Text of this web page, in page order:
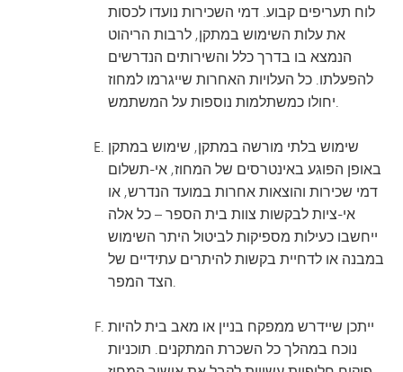
לוח תעריפים קבוע. דמי השכירות נועדו לכסות
את עלות השימוש במתקן, לרבות הריהוט
הנמצא בו בדרך כלל והשירותים הנדרשים
להפעלתו. כל העלויות האחרות שייגרמו למחוז
יחולו כמשתלמות נוספות על המשתמש.
שימוש בלתי מורשה במתקן, שימוש במתקן
באופן הפוגע באינטרסים של המחוז, אי-תשלום
דמי שכירות והוצאות אחרות במועד הנדרש, או
אי-ציות לבקשות צוות בית הספר – כל אלה
ייחשבו כעילות מספיקות לביטול היתר השימוש
במבנה או לדחיית בקשות להיתרים עתידיים של
הצד המפר.
ייתכן שיידרש ממפקח בניין או מאב בית להיות
נוכח במהלך כל השכרת המתקנים. תוכניות